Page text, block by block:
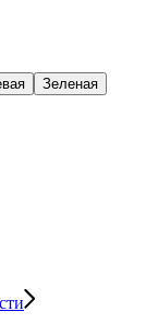
Зеленая